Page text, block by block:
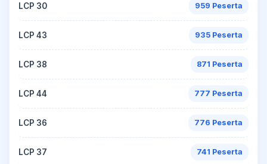
LCP 30 959 Peserta
LCP 43 935 Peserta
LCP 38 871 Peserta
LCP 44 777 Peserta
LCP 36 776 Peserta
LCP 37 741 Peserta